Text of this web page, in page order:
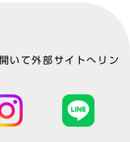
いて外部サイトへリン